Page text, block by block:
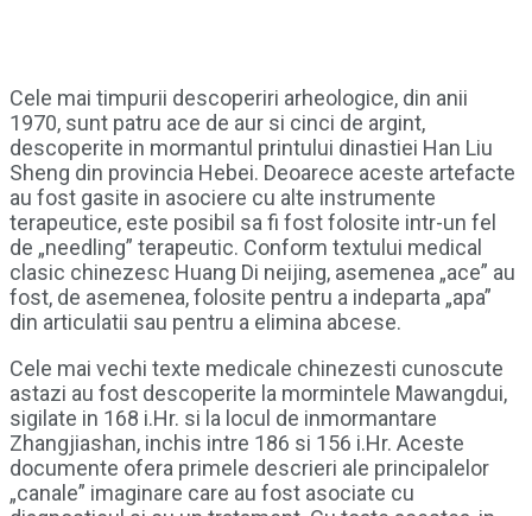
Cele mai timpurii descoperiri arheologice, din anii
1970, sunt patru ace de aur si cinci de argint,
descoperite in mormantul printului dinastiei Han Liu
Sheng din provincia Hebei. Deoarece aceste artefacte
au fost gasite in asociere cu alte instrumente
terapeutice, este posibil sa fi fost folosite intr-un fel
de „needling” terapeutic. Conform textului medical
clasic chinezesc Huang Di neijing, asemenea „ace” au
fost, de asemenea, folosite pentru a indeparta „apa”
din articulatii sau pentru a elimina abcese.
Cele mai vechi texte medicale chinezesti cunoscute
astazi au fost descoperite la mormintele Mawangdui,
sigilate in 168 i.Hr. si la locul de inmormantare
Zhangjiashan, inchis intre 186 si 156 i.Hr. Aceste
documente ofera primele descrieri ale principalelor
„canale” imaginare care au fost asociate cu